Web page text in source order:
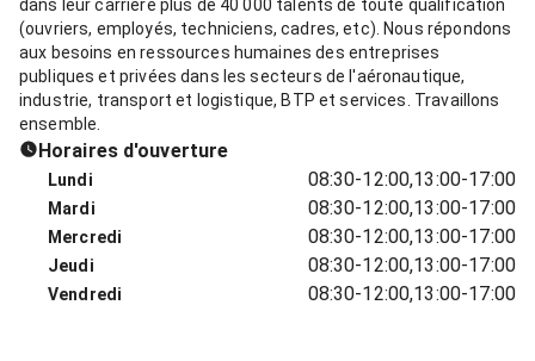
dans leur carrière plus de 40 000 talents de toute qualification
(ouvriers, employés, techniciens, cadres, etc). Nous répondons
aux besoins en ressources humaines des entreprises
publiques et privées dans les secteurs de l'aéronautique,
industrie, transport et logistique, BTP et services. Travaillons
ensemble.
Horaires d'ouverture
Lundi 08:30-12:00,13:00-17:00
Mardi 08:30-12:00,13:00-17:00
Mercredi 08:30-12:00,13:00-17:00
Jeudi 08:30-12:00,13:00-17:00
Vendredi 08:30-12:00,13:00-17:00